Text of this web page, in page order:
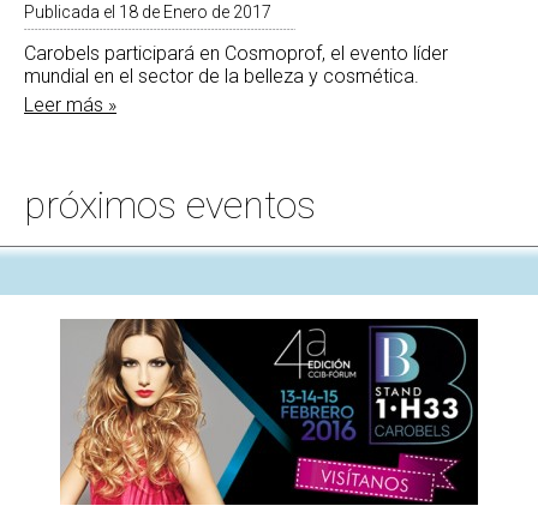
Publicada el 18 de Enero de 2017
Carobels participará en Cosmoprof, el evento líder
mundial en el sector de la belleza y cosmética.
Leer más »
próximos eventos